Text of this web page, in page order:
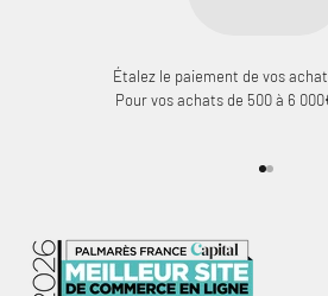
Étalez le paiement de vos
Pour vos achats de 500 à 6
Aller à
Aller à